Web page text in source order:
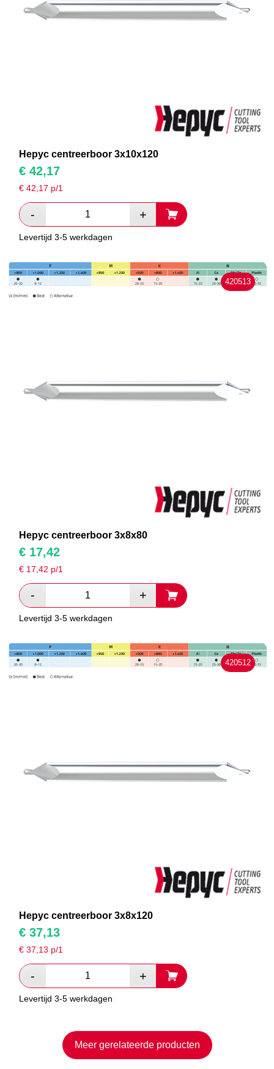
Hepyc centreerboor 3x10x120
€ 42,17
€42,17 p/1
Levertijd 3-5 werkdagen
420513
Hepyc centreerboor 3x8x80
€ 17,42
€ 17,42 p/1
Levertijd 3-5 werkdagen
420512
Hepyc centreerboor 3x8x120
€ 37,13
€37,13 p/1
Levertijd 3-5 werkdagen
Meer gerelateerde producten